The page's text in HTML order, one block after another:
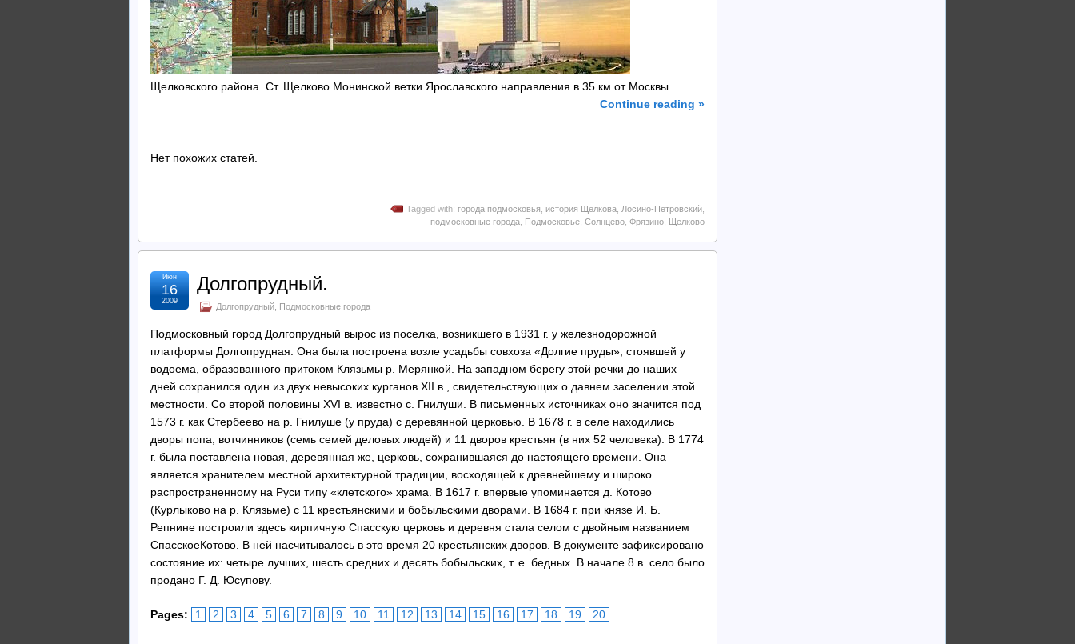
Щелковского района. Ст. Щелково Монинской ветки Ярославского направления в 35 км от Москвы.
Continue reading »
Нет похожих статей.
Tagged with: города подмосковья история Щёлкова Лосино-Петровский
подмосковные города Подмосковье Солнцево Фрязино Щелково
Долгопрудный.
Долгопрудный Подмосковные города
Июн
16
2009
Подмосковный город Долгопрудный вырос из поселка, возникшего в 1931 г. у железнодорожной
платформы Долгопрудная. Она была построена возле усадьбы совхоза «Долгие пруды», стоявшей у
водоема, образованного притоком Клязьмы р. Мерянкой. На западном берегу этой речки до наших
дней сохранился один из двух невысоких курганов XII в., свидетельствующих о давнем заселении этой
местности. Со второй половины XVI в. известно с. Гнилуши. В письменных источниках оно значится под
1573 г. как Стербеево на р. Гнилуше (у пруда) с деревянной церковью. В 1678 г. в селе находились
дворы попа, вотчинников (семь семей деловых людей) и 11 дворов крестьян (в них 52 человека). В 1774
г. была поставлена новая, деревянная же, церковь, сохранившаяся до настоящего времени. Она
является хранителем местной архитектурной традиции, восходящей к древнейшему и широко
распространенному на Руси типу «клетского» храма. В 1617 г. впервые упоминается д. Котово
(Курлыково на р. Клязьме) с 11 крестьянскими и бобыльскими дворами. В 1684 г. при князе И. Б.
Репнине построили здесь кирпичную Спасскую церковь и деревня стала селом с двойным названием
СпасскоеКотово. В ней насчитывалось в это время 20 крестьянских дворов. В документе зафиксировано
состояние их: четыре лучших, шесть средних и десять бобыльских, т. е. бедных. В начале 8 в. село было
продано Г. Д. Юсупову.
Pages: 1 2 3 4 5 6 7 8 9 10 11 12 13 14 15 16 17 18 19 20